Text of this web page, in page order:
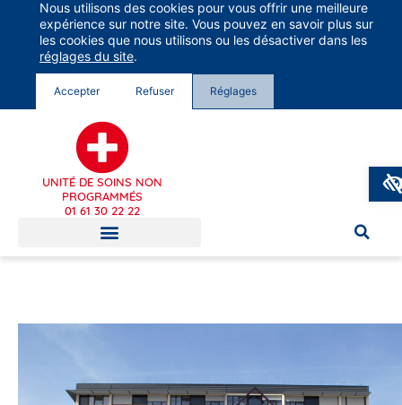
Groupe Vivalto Santé
Entre nous, la vie
UNITÉ DE SOINS NON
PROGRAMMÉS
01 61 30 22 22
Nous utilisons des cookies pour vous offrir une meilleure
expérience sur notre site. Vous pouvez en savoir plus sur
les cookies que nous utilisons ou les désactiver dans les
réglages du site.
Accepter Refuser Réglages